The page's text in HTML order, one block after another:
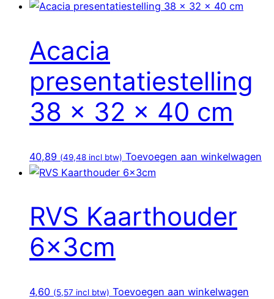
Acacia
presentatiestelling
38 x 32 x 40 cm
40,89 (49,48 incl btw) Toevoegen aan winkelwagen
RVS Kaarthouder
6x3cm
4,60 (5,57 incl btw) Toevoegen aan winkelwagen